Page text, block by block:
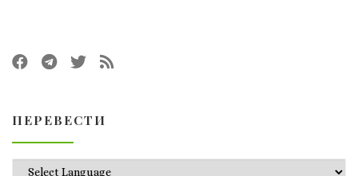
ПЕРЕВЕСТИ